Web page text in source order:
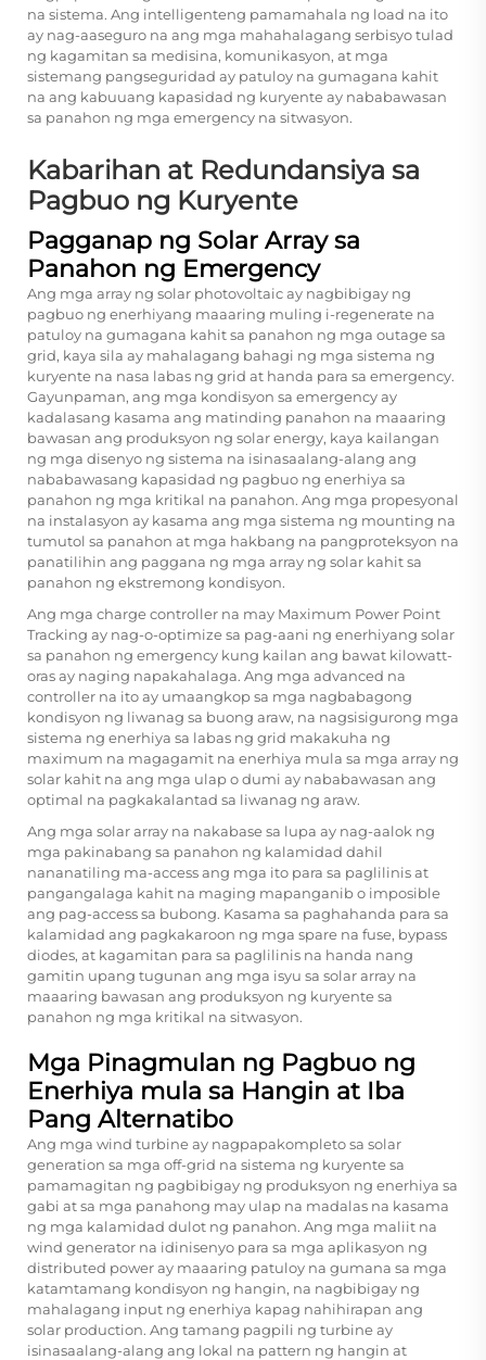
na sistema. Ang intelligenteng pamamahala ng load na ito
ay nag-aaseguro na ang mga mahahalagang serbisyo tulad
ng kagamitan sa medisina, komunikasyon, at mga
sistemang pangseguridad ay patuloy na gumagana kahit
na ang kabuuang kapasidad ng kuryente ay nababawasan
sa panahon ng mga emergency na sitwasyon.
Kabarihan at Redundansiya sa
Pagbuo ng Kuryente
Pagganap ng Solar Array sa
Panahon ng Emergency
Ang mga array ng solar photovoltaic ay nagbibigay ng
pagbuo ng enerhiyang maaaring muling i-regenerate na
patuloy na gumagana kahit sa panahon ng mga outage sa
grid, kaya sila ay mahalagang bahagi ng mga sistema ng
kuryente na nasa labas ng grid at handa para sa emergency.
Gayunpaman, ang mga kondisyon sa emergency ay
kadalasang kasama ang matinding panahon na maaaring
bawasan ang produksyon ng solar energy, kaya kailangan
ng mga disenyo ng sistema na isinasaalang-alang ang
nababawasang kapasidad ng pagbuo ng enerhiya sa
panahon ng mga kritikal na panahon. Ang mga propesyonal
na instalasyon ay kasama ang mga sistema ng mounting na
tumutol sa panahon at mga hakbang na pangproteksyon na
panatilihin ang paggana ng mga array ng solar kahit sa
panahon ng ekstremong kondisyon.
Ang mga charge controller na may Maximum Power Point
Tracking ay nag-o-optimize sa pag-aani ng enerhiyang solar
sa panahon ng emergency kung kailan ang bawat kilowatt-
oras ay naging napakahalaga. Ang mga advanced na
controller na ito ay umaangkop sa mga nagbabagong
kondisyon ng liwanag sa buong araw, na nagsisigurong mga
sistema ng enerhiya sa labas ng grid makakuha ng
maximum na magagamit na enerhiya mula sa mga array ng
solar kahit na ang mga ulap o dumi ay nababawasan ang
optimal na pagkakalantad sa liwanag ng araw.
Ang mga solar array na nakabase sa lupa ay nag-aalok ng
mga pakinabang sa panahon ng kalamidad dahil
nananatiling ma-access ang mga ito para sa paglilinis at
pangangalaga kahit na maging mapanganib o imposible
ang pag-access sa bubong. Kasama sa paghahanda para sa
kalamidad ang pagkakaroon ng mga spare na fuse, bypass
diodes, at kagamitan para sa paglilinis na handa nang
gamitin upang tugunan ang mga isyu sa solar array na
maaaring bawasan ang produksyon ng kuryente sa
panahon ng mga kritikal na sitwasyon.
Mga Pinagmulan ng Pagbuo ng
Enerhiya mula sa Hangin at Iba
Pang Alternatibo
Ang mga wind turbine ay nagpapakompleto sa solar
generation sa mga off-grid na sistema ng kuryente sa
pamamagitan ng pagbibigay ng produksyon ng enerhiya sa
gabi at sa mga panahong may ulap na madalas na kasama
ng mga kalamidad dulot ng panahon. Ang mga maliit na
wind generator na idinisenyo para sa mga aplikasyon ng
distributed power ay maaaring patuloy na gumana sa mga
katamtamang kondisyon ng hangin, na nagbibigay ng
mahalagang input ng enerhiya kapag nahihirapan ang
solar production. Ang tamang pagpili ng turbine ay
isinasaalang-alang ang lokal na pattern ng hangin at